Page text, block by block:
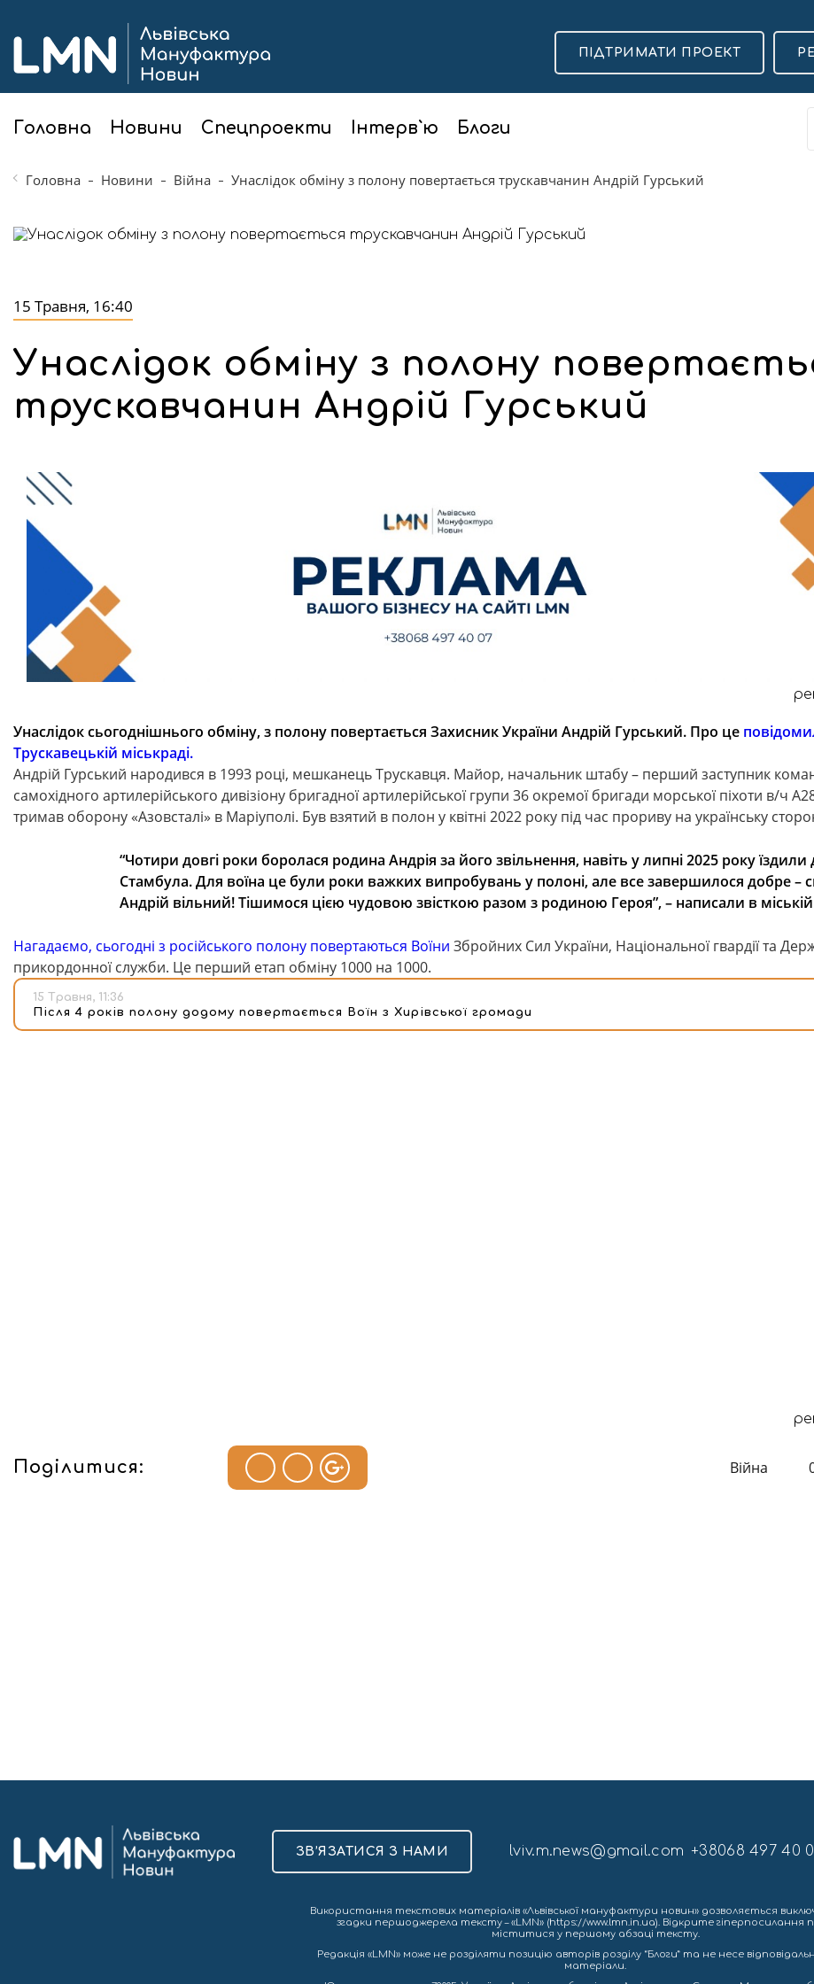
Головна Новини Спецпроекти Інтерв`ю Блоги
ПІДТРИМАТИ ПРОЕКТ
Головна Новини Війна Унаслідок обміну з полону повертається трускавчанин Андрій Гурський
15 Травня, 16:40
Унаслідок обміну з полону
трускавчанин Андрій Гурський
Унаслідок сьогоднішнього обміну, з полону повертається Захисник України Андрій Гурський. Про це
Трускавецькій міськраді.
Андрій Гурський народився в 1993 році, мешканець Трускавця. Майор, начальник штабу – перший заступник
самохідного артилерійського дивізіону бригадної артилерійської групи 36 окремої бригади морської піхоти в/ч
тримав оборону «Азовсталі» в Маріуполі. Був взятий в полон у квітні 2022 року під час прориву на українську
“Чотири довгі роки боролася родина Андрія за його звільнення, навіть у липні 2025 року їздили
Стамбула. Для воїна це були роки важких випробувань у полоні, але все завершилося добре –
Андрій вільний! Тішимося цією чудовою звісткою разом з родиною Героя”, – написали в міській
Нагадаємо, сьогодні з російського полону повертаються Воїни Збройних Сил України, Національної гвардії та
прикордонної служби. Це перший етап обміну 1000 на 1000.
15 Травня, 11:36
Після 4 років полону додому повертається Воїн з Хирівської громади
Поділитися: Війна
ЗВ’ЯЗАТИСЯ З НАМИ lviv.m.news@gmail.com +38068 497 40
Використання текстових матеріалів «Львівської мануфактури новин» дозволяється
згадки першоджерела тексту – «LMN» (https://www.lmn.in.ua). Відкрите гіперпосилання
міститися у першому абзаці тексту.
Редакція «LMN» може не розділяти позицію авторів розділу “Блоги” та не несе
матеріали.